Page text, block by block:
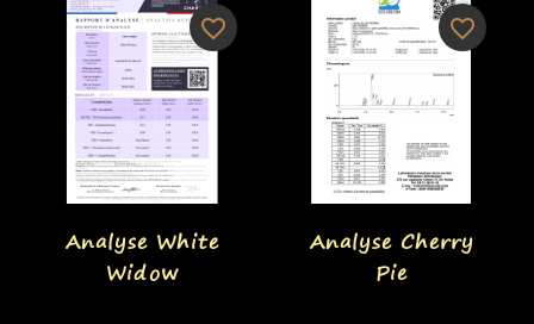
Aperçu rapide
Analyse White
Widow
favorite_border
Aperçu rapide
Analyse Cherry
Pie
favorite_border